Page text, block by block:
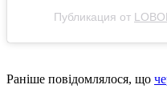
Публикация от
Раніше повідомлялося, що